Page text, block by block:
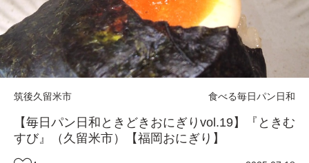
筑後久留米市 食べる毎日パン日和
【毎日パン日和ときどきおにぎりvol.19】『ときむ
すび』（久留米市）【福岡おにぎり】